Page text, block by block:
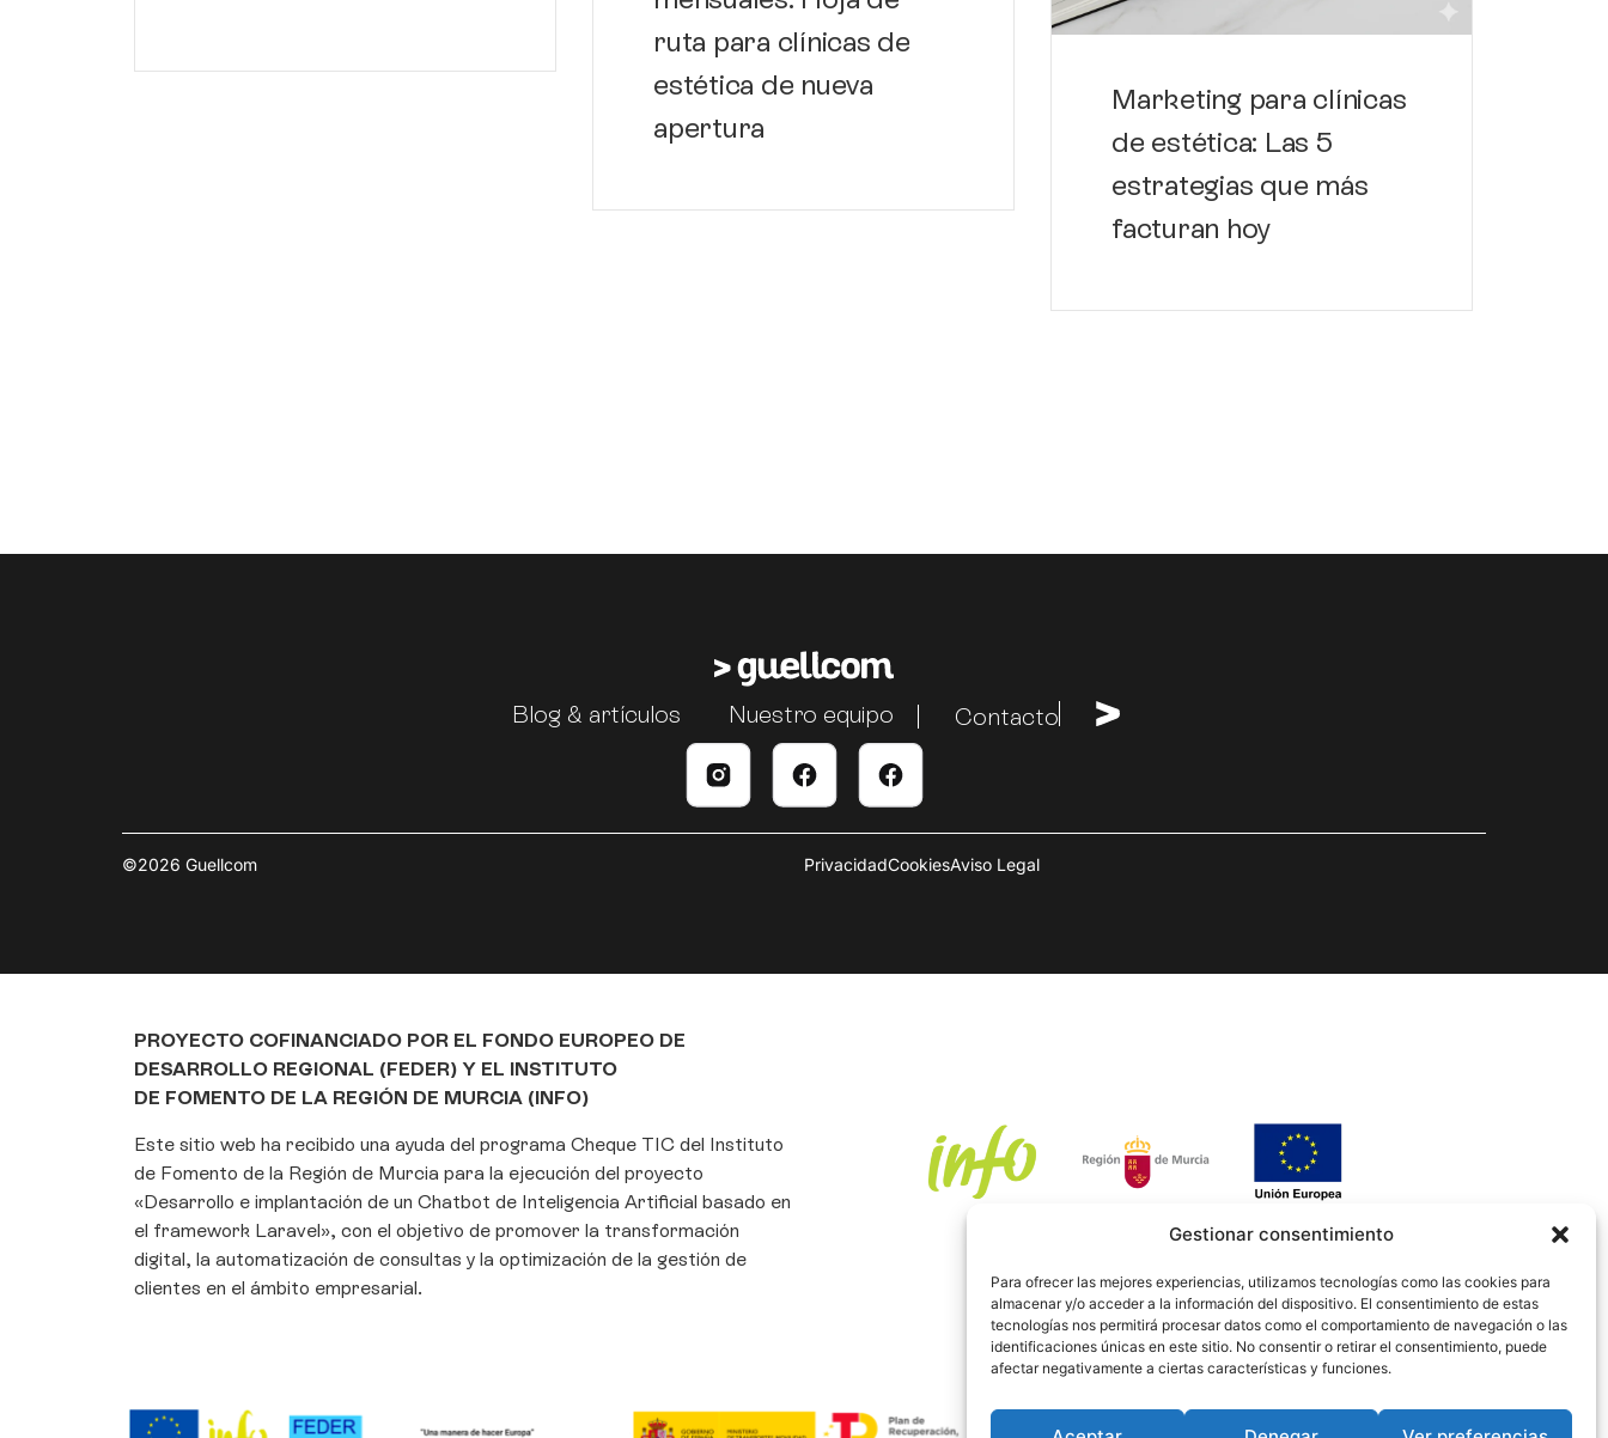
Gestionar consentimiento
Para ofrecer las mejores experiencias, utilizamos tecnologías como las cookies para
almacenar y/o acceder a la información del dispositivo. El consentimiento de estas
tecnologías nos permitirá procesar datos como el comportamiento de navegación o las
identificaciones únicas en este sitio. No consentir o retirar el consentimiento, puede
afectar negativamente a ciertas características y funciones.
ruta para clínicas de
estética de nueva
apertura
Marketing para clínicas
de estética: Las 5
estrategias que más
facturan hoy
Blog & artículos Nuestro equipo Contacto
©2026 Guellcom PrivacidadCookiesAviso Legal
PROYECTO COFINANCIADO POR EL FONDO EUROPEO DE
DESARROLLO REGIONAL (FEDER) Y EL INSTITUTO
DE FOMENTO DE LA REGIÓN DE MURCIA (INFO)
Este sitio web ha recibido una ayuda del programa Cheque TIC del Instituto
de Fomento de la Región de Murcia para la ejecución del proyecto
«Desarrollo e implantación de un Chatbot de Inteligencia Artificial basado en
el framework Laravel», con el objetivo de promover la transformación
digital, la automatización de consultas y la optimización de la gestión de
clientes en el ámbito empresarial.